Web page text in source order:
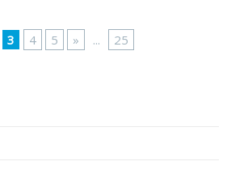
3 4 5 » ... 25